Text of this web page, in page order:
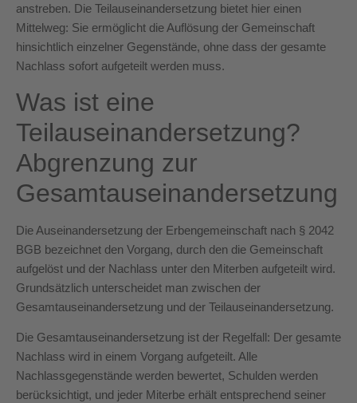
anstreben. Die Teilauseinandersetzung bietet hier einen
Mittelweg: Sie ermöglicht die Auflösung der Gemeinschaft
hinsichtlich einzelner Gegenstände, ohne dass der gesamte
Nachlass sofort aufgeteilt werden muss.
Was ist eine
Teilauseinandersetzung?
Abgrenzung zur
Gesamtauseinandersetzung
Die Auseinandersetzung der Erbengemeinschaft nach § 2042
BGB bezeichnet den Vorgang, durch den die Gemeinschaft
aufgelöst und der Nachlass unter den Miterben aufgeteilt wird.
Grundsätzlich unterscheidet man zwischen der
Gesamtauseinandersetzung und der Teilauseinandersetzung.
Die Gesamtauseinandersetzung ist der Regelfall: Der gesamte
Nachlass wird in einem Vorgang aufgeteilt. Alle
Nachlassgegenstände werden bewertet, Schulden werden
berücksichtigt, und jeder Miterbe erhält entsprechend seiner